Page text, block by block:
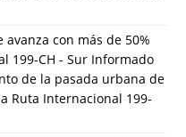
con más de 50%
199-CH - Sur Informado
de la pasada urbana de
Ruta Internacional 199-